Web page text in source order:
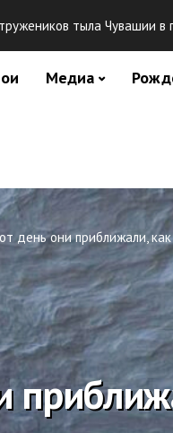
Медиа
день они приближали,
тыла Чувашии в